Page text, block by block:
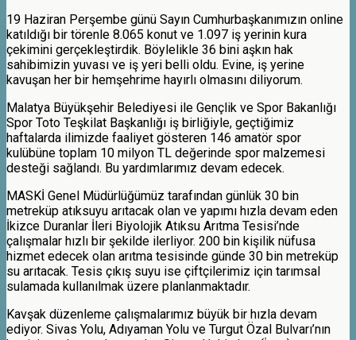
19 Haziran Perşembe günü Sayın Cumhurbaşkanımızın online
katıldığı bir törenle 8.065 konut ve 1.097 iş yerinin kura
çekimini gerçekleştirdik. Böylelikle 36 bini aşkın hak
sahibimizin yuvası ve iş yeri belli oldu. Evine, iş yerine
kavuşan her bir hemşehrime hayırlı olmasını diliyorum.
Malatya Büyükşehir Belediyesi ile Gençlik ve Spor Bakanlığı
Spor Toto Teşkilat Başkanlığı iş birliğiyle, geçtiğimiz
haftalarda ilimizde faaliyet gösteren 146 amatör spor
kulübüne toplam 10 milyon TL değerinde spor malzemesi
desteği sağlandı. Bu yardımlarımız devam edecek.
MASKİ Genel Müdürlüğümüz tarafından günlük 30 bin
metreküp atıksuyu arıtacak olan ve yapımı hızla devam eden
İkizce Duranlar İleri Biyolojik Atıksu Arıtma Tesisi’nde
çalışmalar hızlı bir şekilde ilerliyor. 200 bin kişilik nüfusa
hizmet edecek olan arıtma tesisinde günde 30 bin metreküp
su arıtacak. Tesis çıkış suyu ise çiftçilerimiz için tarımsal
sulamada kullanılmak üzere planlanmaktadır.
Kavşak düzenleme çalışmalarımız büyük bir hızla devam
ediyor. Sivas Yolu, Adıyaman Yolu ve Turgut Özal Bulvarı’nın